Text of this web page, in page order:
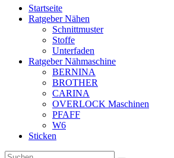
Startseite
Ratgeber Nähen
Schnittmuster
Stoffe
Unterfaden
Ratgeber Nähmaschine
BERNINA
BROTHER
CARINA
OVERLOCK Maschinen
PFAFF
W6
Sticken